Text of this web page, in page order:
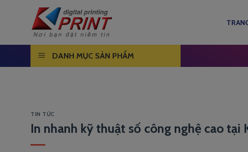
DANH MỤC SẢN PHẨM
TIN TỨC
In nhanh kỹ thuật số công nghệ cao tại